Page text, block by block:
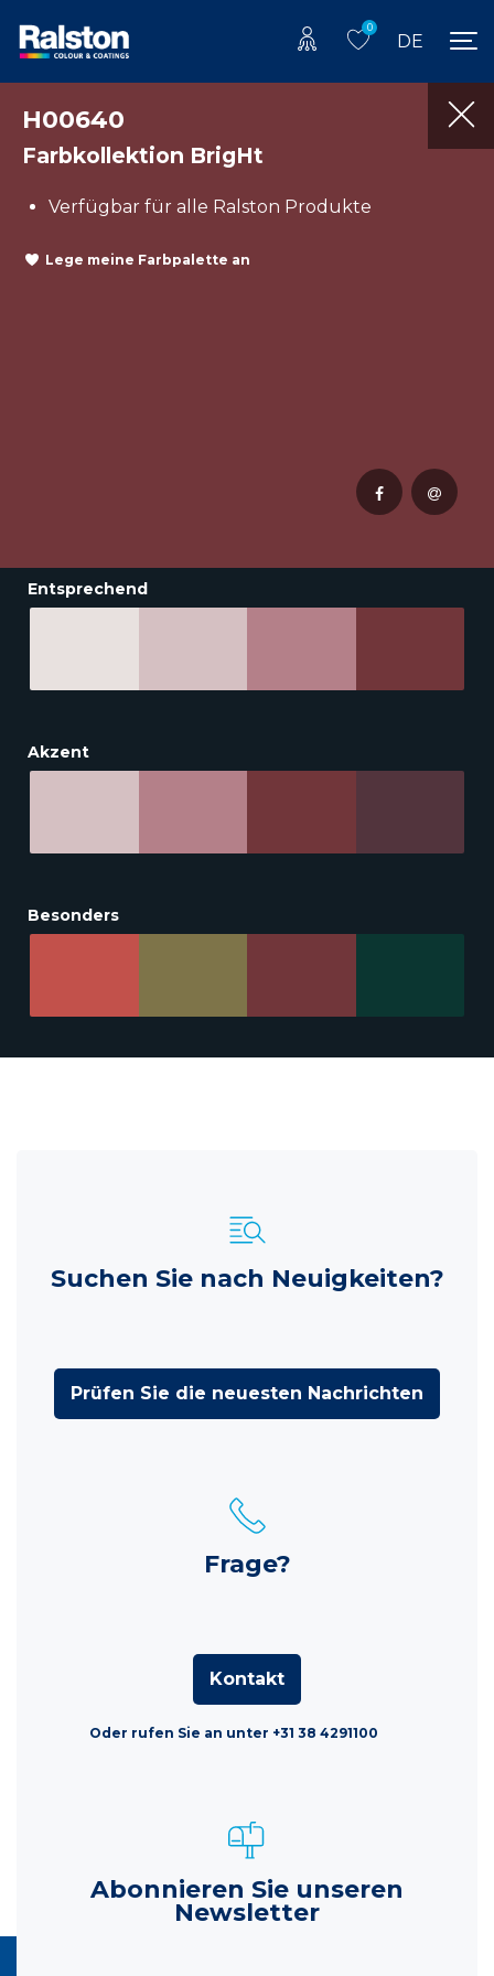
0
DE
H00640
Farbkollektion BrigHt
Verfügbar für alle Ralston Produkte
Lege meine Farbpalette an
Entsprechend
Akzent
Besonders
Suchen Sie nach Neuigkeiten?
Prüfen Sie die neuesten Nachrichten
Frage?
Kontakt
Oder rufen Sie an unter +31 38 4291100
Abonnieren Sie unseren
Newsletter